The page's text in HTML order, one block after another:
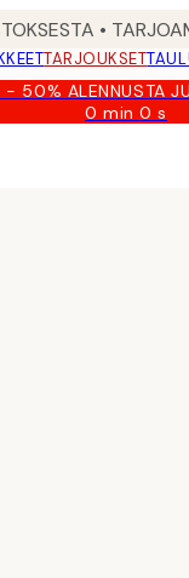
•
TARJOUKSET
- 50% ALENNUSTA
0 min0 s